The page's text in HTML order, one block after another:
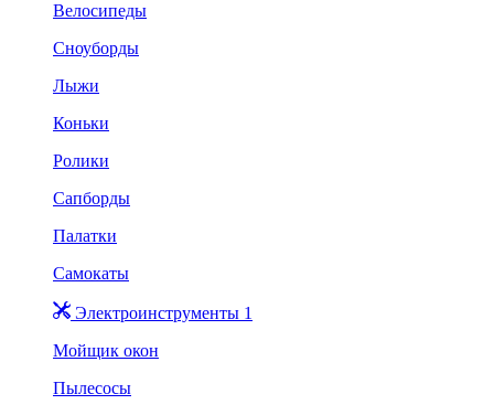
Велосипеды
Сноуборды
Лыжи
Коньки
Ролики
Сапборды
Палатки
Самокаты
Электроинструменты 1
Мойщик окон
Пылесосы